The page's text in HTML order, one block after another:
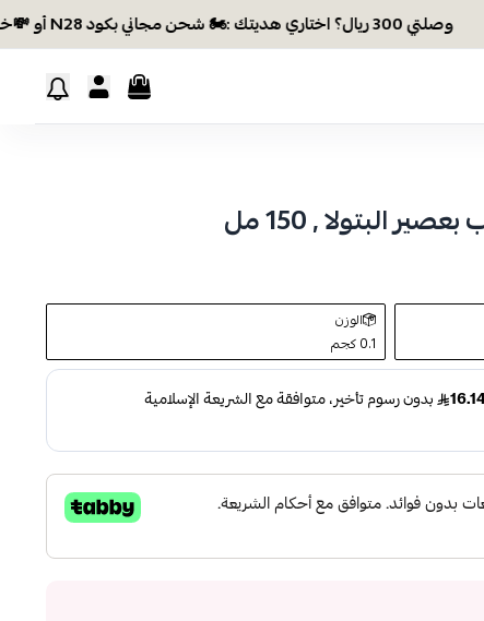
وصلتي 300 ريال؟ اختاري هديتك :🏍 شحن مجاني بكود N28 أو 💸خصم بكود EID26
البتولا , 150 مل
الوزن
0.1 كجم